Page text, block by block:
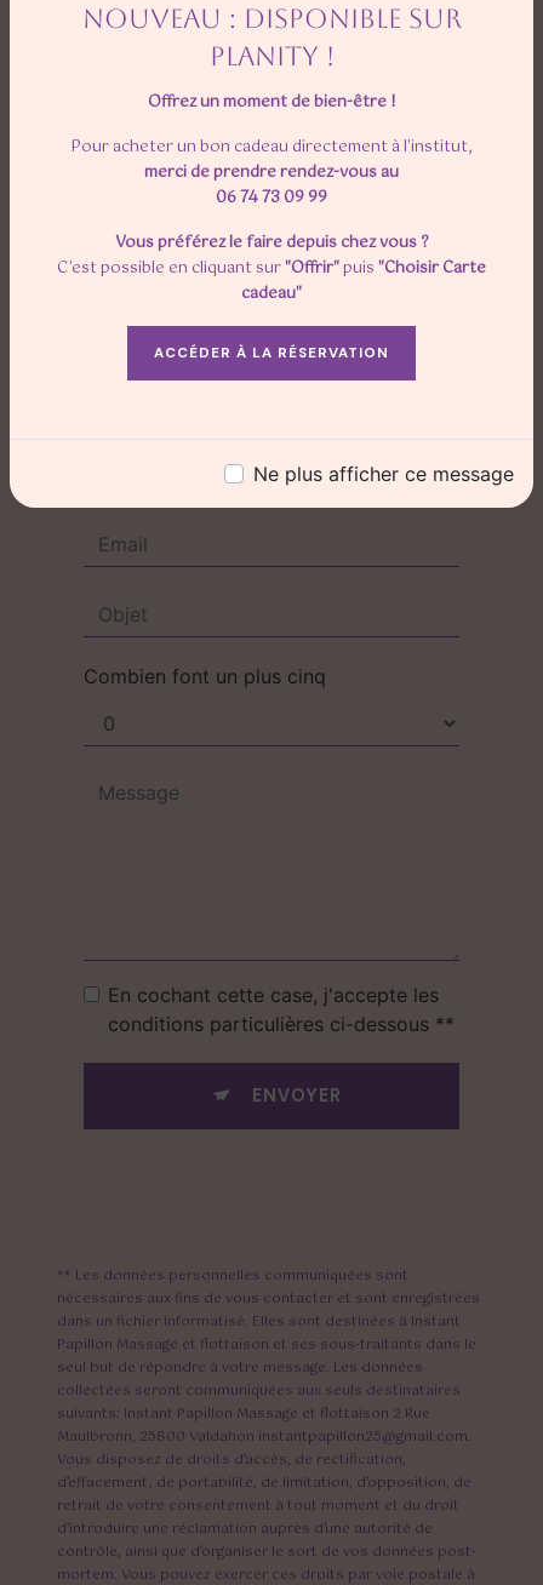
NOUVEAU : DISPONIBLE SUR
PLANITY !
Offrez un moment de bien-être !
Pour acheter un bon cadeau directement à l'institut,
merci de prendre rendez-vous au
06 74 73 09 99
Vous préférez le faire depuis chez vous ?
C'est possible en cliquant sur"Offrir"puis"Choisir Carte
cadeau"
ACCÉDER À LA RÉSERVATION
Ne plus afficher ce message
CONTACTEZ-NOUS
N'hésitez pas à nous
contacter
Combien font un plus cinq
En cochant cette case, j'accepte les
conditions particulières ci-dessous **
ENVOYER
** Les données personnelles communiquées sont
nécessaires aux fins de vous contacter et sont enregistrées
dans un fichier informatisé. Elles sont destinées à Instant
Papillon Massage et flottaison et ses sous-traitants dans le
seul but de répondre à votre message. Les données
collectées seront communiquées aux seuls destinataires
suivants: Instant Papillon Massage et flottaison 2 Rue
Maulbronn, 25800 Valdahon instantpapillon25@gmail.com.
Vous disposez de droits d’accès, de rectification,
d’effacement, de portabilité, de limitation, d’opposition, de
retrait de votre consentement à tout moment et du droit
d’introduire une réclamation auprès d’une autorité de
contrôle, ainsi que d’organiser le sort de vos données post-
mortem. Vous pouvez exercer ces droits par voie postale à